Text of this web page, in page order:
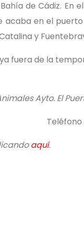
de Cádiz. En
acaba en el
y
fuera de la
Ayto. El
Teléfono
aquí.